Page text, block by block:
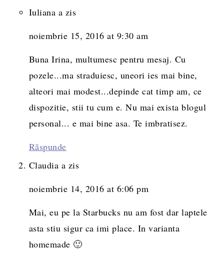
Iuliana a zis
noiembrie 15, 2016 at 9:30 am
Buna Irina, multumesc pentru mesaj. Cu
pozele...ma straduiesc, uneori ies mai bine,
alteori mai modest...depinde cat timp am, ce
dispozitie, stii tu cum e. Nu mai exista blogul
personal... e mai bine asa. Te imbratisez.
Răspunde
Claudia a zis
noiembrie 14, 2016 at 6:06 pm
Mai, eu pe la Starbucks nu am fost dar laptele
asta stiu sigur ca imi place. In varianta
homemade 🙂